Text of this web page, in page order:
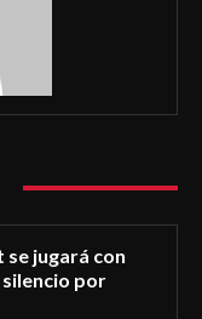
se jugará con
por